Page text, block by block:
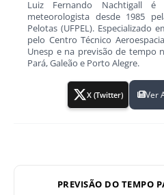
Luiz Fernando Nachtigall
meteorologista desde 1985
Pelotas (UFPEL). Especializado
pelo Centro Técnico
Unesp e na previsão de tempo
Pará, Galeão e Porto Alegre.
X (Twitter) Ver
PREVISÃO DO TEMPO